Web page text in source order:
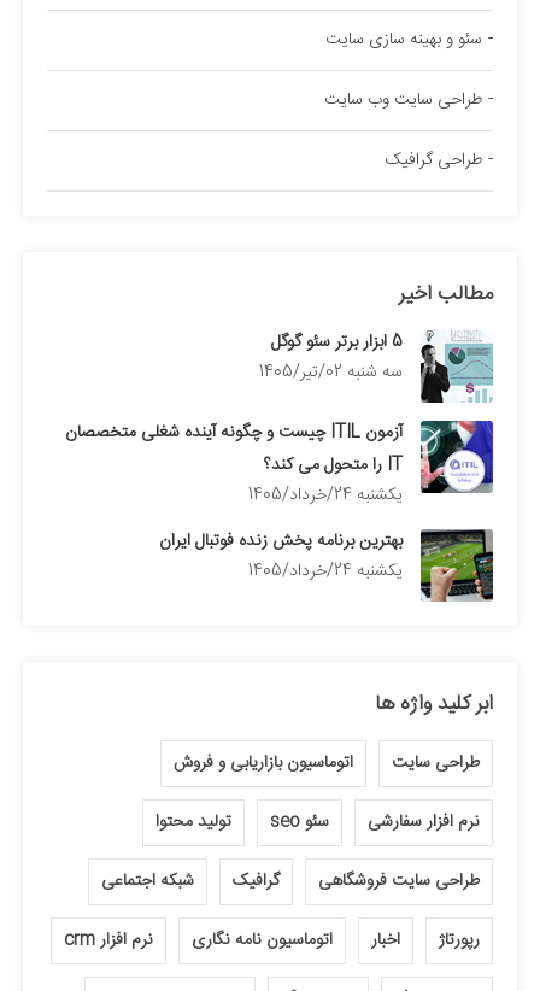
سئو و بهینه سازی سایت
طراحی سایت وب سایت
طراحی گرافیک
مطالب اخیر
5 ابزار برتر سئو گوگل
سه شنبه 02/تیر/1405
آزمون ITIL چیست و چگونه آینده شغلی متخصصان
IT را متحول می کند؟
يكشنبه 24/خرداد/1405
بهترین برنامه پخش زنده فوتبال ایران
يكشنبه 24/خرداد/1405
ابر کلید واژه ها
طراحی سایت اتوماسیون بازاریابی و فروش
نرم افزار سفارشی سئو seo تولید محتوا
طراحی سایت فروشگاهی گرافیک شبکه اجتماعی
رپورتاژ اخبار اتوماسیون نامه نگاری نرم افزار crm